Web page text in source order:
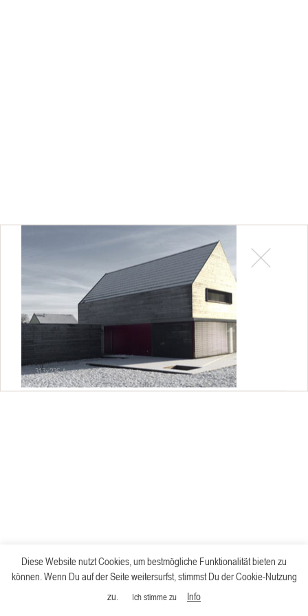
313×236 Armenhof 3
Diese Website nutzt Cookies, um bestmögliche Funktionalität bieten zu
können. Wenn Du auf der Seite weitersurfst, stimmst Du der Cookie-Nutzung
zu.
Ich stimme zu Info